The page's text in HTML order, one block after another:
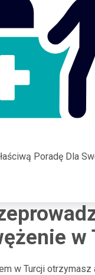
Poradę Dla
w
w Turcji otrzymasz